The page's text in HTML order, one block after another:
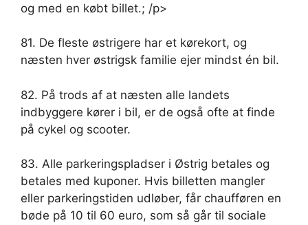
og med en købt billet.; /p>
81. De fleste østrigere har et kørekort, og
næsten hver østrigsk familie ejer mindst én bil.
82. På trods af at næsten alle landets
indbyggere kører i bil, er de også ofte at finde
på cykel og scooter.
83. Alle parkeringspladser i Østrig betales og
betales med kuponer. Hvis billetten mangler
eller parkeringstiden udløber, får chaufføren en
bøde på 10 til 60 euro, som så går til sociale